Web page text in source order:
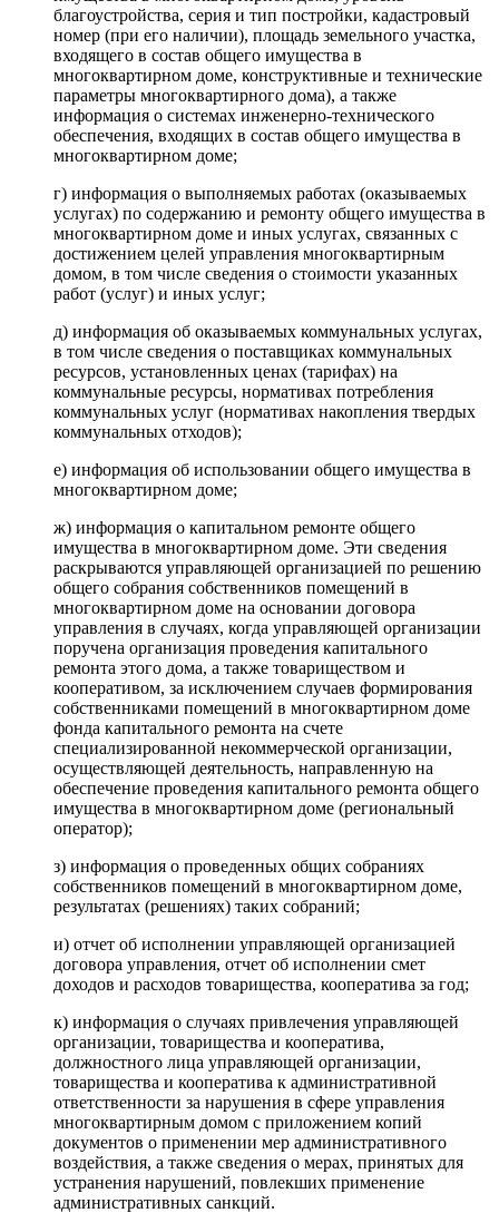
благоустройства, серия и тип постройки, кадастровый
номер (при его наличии), площадь земельного участка,
входящего в состав общего имущества в
многоквартирном доме, конструктивные и технические
параметры многоквартирного дома), а также
информация о системах инженерно-технического
обеспечения, входящих в состав общего имущества в
многоквартирном доме;
г) информация о выполняемых работах (оказываемых
услугах) по содержанию и ремонту общего имущества в
многоквартирном доме и иных услугах, связанных с
достижением целей управления многоквартирным
домом, в том числе сведения о стоимости указанных
работ (услуг) и иных услуг;
д) информация об оказываемых коммунальных услугах,
в том числе сведения о поставщиках коммунальных
ресурсов, установленных ценах (тарифах) на
коммунальные ресурсы, нормативах потребления
коммунальных услуг (нормативах накопления твердых
коммунальных отходов);
е) информация об использовании общего имущества в
многоквартирном доме;
ж) информация о капитальном ремонте общего
имущества в многоквартирном доме. Эти сведения
раскрываются управляющей организацией по решению
общего собрания собственников помещений в
многоквартирном доме на основании договора
управления в случаях, когда управляющей организации
поручена организация проведения капитального
ремонта этого дома, а также товариществом и
кооперативом, за исключением случаев формирования
собственниками помещений в многоквартирном доме
фонда капитального ремонта на счете
специализированной некоммерческой организации,
осуществляющей деятельность, направленную на
обеспечение проведения капитального ремонта общего
имущества в многоквартирном доме (региональный
оператор);
з) информация о проведенных общих собраниях
собственников помещений в многоквартирном доме,
результатах (решениях) таких собраний;
и) отчет об исполнении управляющей организацией
договора управления, отчет об исполнении смет
доходов и расходов товарищества, кооператива за год;
к) информация о случаях привлечения управляющей
организации, товарищества и кооператива,
должностного лица управляющей организации,
товарищества и кооператива к административной
ответственности за нарушения в сфере управления
многоквартирным домом с приложением копий
документов о применении мер административного
воздействия, а также сведения о мерах, принятых для
устранения нарушений, повлекших применение
административных санкций.